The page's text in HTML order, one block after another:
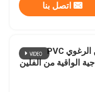
اتصل بنا
وسادات الفلين الرغوي PVC
الواقية من الفلين